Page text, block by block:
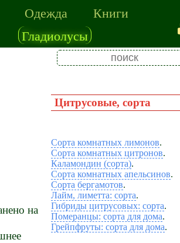
Одежда
Книги
Гладиолусы
Цитрусовые, сорта
Сорта комнатных лимонов.
Сорта комнатных цитронов.
Каламондин (сорта).
Сорта комнатных апельсинов.
Сорта бергамотов.
Лайм, лиметта: сорта.
Гибриды цитрусовых: сорта.
Померанцы: сорта для дома.
Грейпфруты: сорта для дома.
на